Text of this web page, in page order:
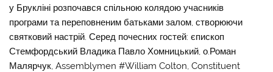
у Брукліні розпочався спільною колядою учасників
програми та переповненим батьками залом, створюючи
святковий настрій. Серед почесних гостей: єпископ
Стемфордський Владика Павло Хомницький, о.Роман
Малярчук, Assemblymen #William Colton, Constituent